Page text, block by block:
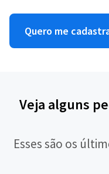
Quero me
Veja alguns
Esses são os